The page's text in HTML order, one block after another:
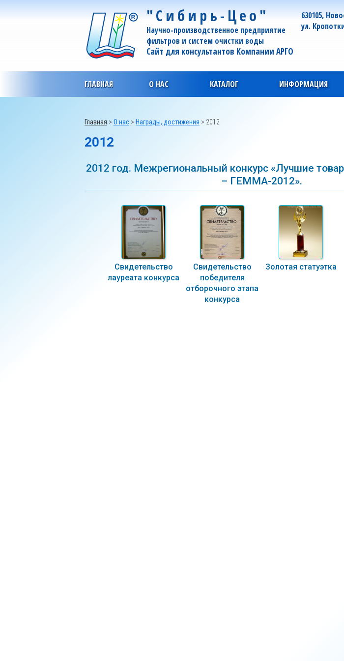
"Сибирь-Цео"
Научно-производственное предприятие
фильтров и систем очистки воды
Сайт для консультантов Компании АРГО
630105,
ул.
ГЛАВНАЯ О НАС КАТАЛОГ ИНФОРМАЦИЯ
Главная > О нас > Награды, достижения > 2012
2012
2012 год. Межрегиональный конкурс «Лучшие
– ГЕММА-2012».
Свидетельство
лауреата конкурса
Свидетельство
победителя
отборочного этапа
конкурса
Золотая статуэтка